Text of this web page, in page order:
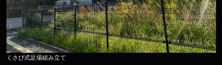
くさび式足場組み立て